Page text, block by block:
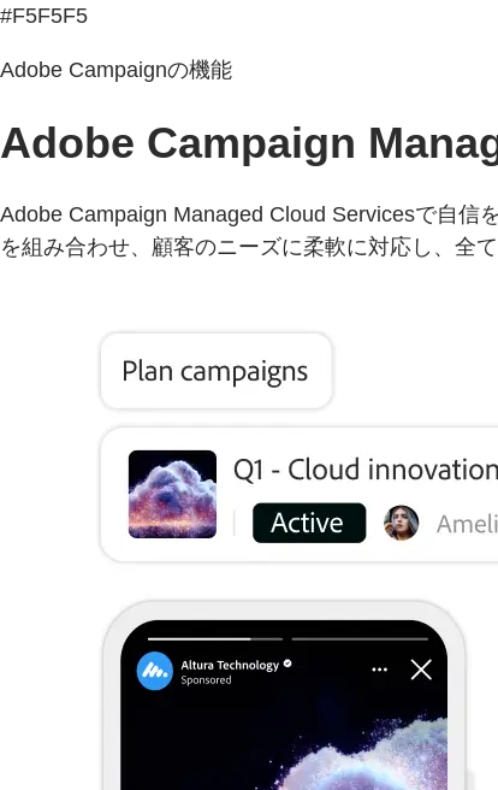
#F5F5F5
Adobe Campaignの機能
Adobe Campaign
Adobe Campaign Managed Cloud Servicesで自信
を組み合わせ、顧客のニーズに柔軟に対応し、全